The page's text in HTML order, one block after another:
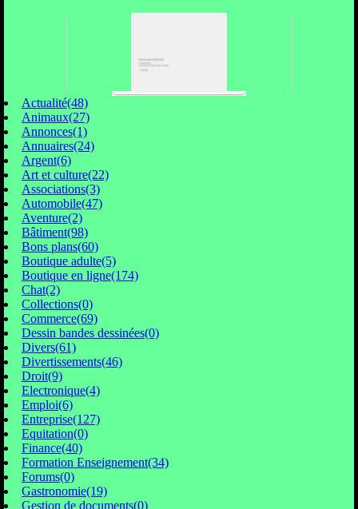
Actualité(48)
Animaux(27)
Annonces(1)
Annuaires(24)
Argent(6)
Art et culture(22)
Associations(3)
Automobile(47)
Aventure(2)
Bâtiment(98)
Bons plans(60)
Boutique adulte(5)
Boutique en ligne(174)
Chat(2)
Collections(0)
Commerce(69)
Dessin bandes dessinées(0)
Divers(61)
Divertissements(46)
Droit(9)
Electronique(4)
Emploi(6)
Entreprise(127)
Equitation(0)
Finance(40)
Formation Enseignement(34)
Forums(0)
Gastronomie(19)
Gestion de documents(0)